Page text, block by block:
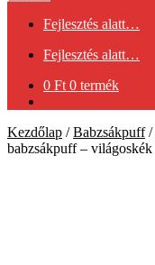
Fejlesztés alatt…
Fejlesztés alatt…
0 Ft 0 termék
Kezdőlap /Babzsákpuff/
babzsákpuff – világoskék